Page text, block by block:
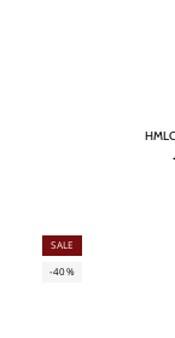
SALE
-40%